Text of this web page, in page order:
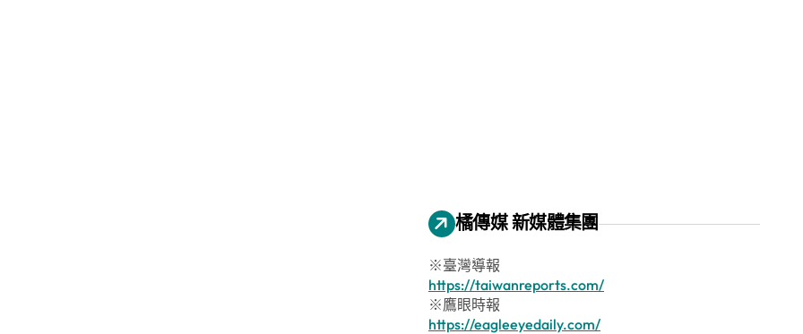
化區小型基地組第一名
橘傳媒 新媒體集團
※臺灣導報
https://taiwanreports.com/
※鷹眼時報
https://eagleeyedaily.com/